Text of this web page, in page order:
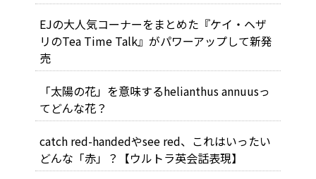
EJの大人気コーナーをまとめた『ケイ・ヘザ
リのTea Time Talk』がパワーアップして新発
売
「太陽の花」を意味するhelianthus annuusっ
てどんな花？
catch red-handedやsee red、これはいったい
どんな「赤」？【ウルトラ英会話表現】